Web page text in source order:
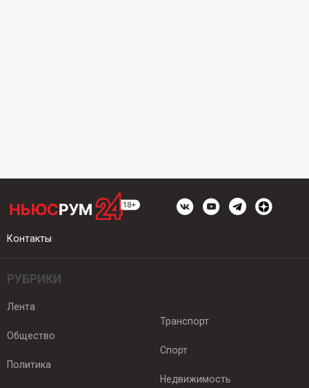
Контакты
РУБРИКИ
Лента
Общество
Политика
Транспорт
Спорт
Недвижимость